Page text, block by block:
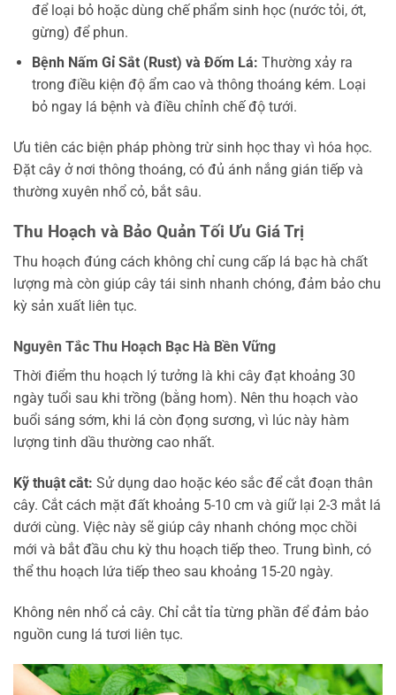
để loại bỏ hoặc dùng chế phẩm sinh học (nước tỏi, ớt,
gừng) để phun.
Bệnh Nấm Gỉ Sắt (Rust) và Đốm Lá: Thường xảy ra
trong điều kiện độ ẩm cao và thông thoáng kém. Loại
bỏ ngay lá bệnh và điều chỉnh chế độ tưới.
Ưu tiên các biện pháp phòng trừ sinh học thay vì hóa học.
Đặt cây ở nơi thông thoáng, có đủ ánh nắng gián tiếp và
thường xuyên nhổ cỏ, bắt sâu.
Thu Hoạch và Bảo Quản Tối Ưu Giá Trị
Thu hoạch đúng cách không chỉ cung cấp lá bạc hà chất
lượng mà còn giúp cây tái sinh nhanh chóng, đảm bảo chu
kỳ sản xuất liên tục.
Nguyên Tắc Thu Hoạch Bạc Hà Bền Vững
Thời điểm thu hoạch lý tưởng là khi cây đạt khoảng 30
ngày tuổi sau khi trồng (bằng hom). Nên thu hoạch vào
buổi sáng sớm, khi lá còn đọng sương, vì lúc này hàm
lượng tinh dầu thường cao nhất.
Kỹ thuật cắt: Sử dụng dao hoặc kéo sắc để cắt đoạn thân
cây. Cắt cách mặt đất khoảng 5-10 cm và giữ lại 2-3 mắt lá
dưới cùng. Việc này sẽ giúp cây nhanh chóng mọc chồi
mới và bắt đầu chu kỳ thu hoạch tiếp theo. Trung bình, có
thể thu hoạch lứa tiếp theo sau khoảng 15-20 ngày.
Không nên nhổ cả cây. Chỉ cắt tỉa từng phần để đảm bảo
nguồn cung lá tươi liên tục.